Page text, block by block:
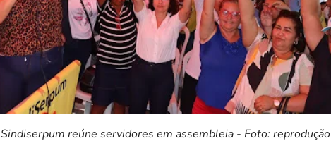
Sindiserpum reúne servidores em assembleia - Foto: reprodução